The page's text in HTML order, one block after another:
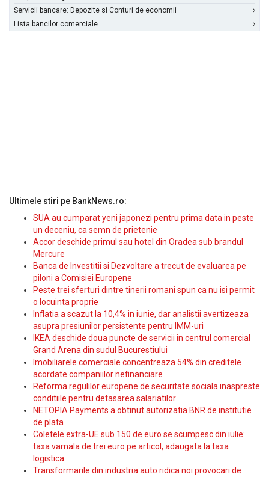
Servicii bancare: Depozite si Conturi de economii
Lista bancilor comerciale
Ultimele stiri pe BankNews.ro:
SUA au cumparat yeni japonezi pentru prima data in peste
un deceniu, ca semn de prietenie
Accor deschide primul sau hotel din Oradea sub brandul
Mercure
Banca de Investitii si Dezvoltare a trecut de evaluarea pe
piloni a Comisiei Europene
Peste trei sferturi dintre tinerii romani spun ca nu isi permit
o locuinta proprie
Inflatia a scazut la 10,4% in iunie, dar analistii avertizeaza
asupra presiunilor persistente pentru IMM-uri
IKEA deschide doua puncte de servicii in centrul comercial
Grand Arena din sudul Bucurestiului
Imobiliarele comerciale concentreaza 54% din creditele
acordate companiilor nefinanciare
Reforma regulilor europene de securitate sociala inaspreste
conditiile pentru detasarea salariatilor
NETOPIA Payments a obtinut autorizatia BNR de institutie
de plata
Coletele extra-UE sub 150 de euro se scumpesc din iulie:
taxa vamala de trei euro pe articol, adaugata la taxa
logistica
Transformarile din industria auto ridica noi provocari de